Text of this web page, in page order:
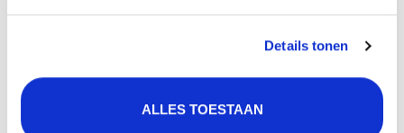
Details tonen
ALLES TOESTAAN
behuizing is gemaakt van het materiaal RVS. RVS is een
sterk en hittebestendig materiaal. Daarnaast is het ook
zuren en materialen. RVS is ook onderhoudsvriendelijk
en makkelijk te combineren met andere materialen in je